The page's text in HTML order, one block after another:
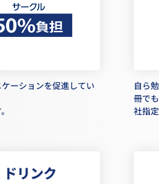
ーションを促進してい
自ら
冊で
社指
リンク